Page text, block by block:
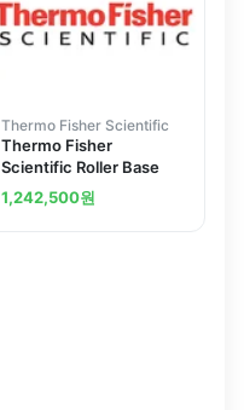
Thermo Fisher Scientific
Thermo Fisher
Scientific Roller Base
1,242,500원